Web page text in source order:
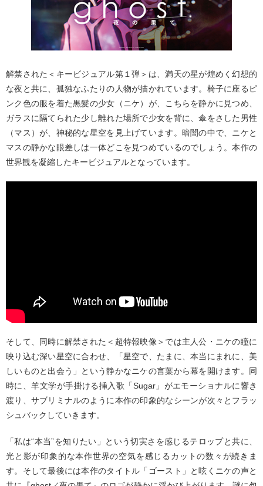
解禁された＜キービジュアル第１弾＞は、満天の星が煌めく幻想的
な夜と共に、孤独なふたりの人物が描かれています。椅子に座るピ
ンク色の服を着た黒髪の少女（ニケ）が、こちらを静かに見つめ、
ガラスに隔てられた少し離れた場所で少女を背に、傘をさした男性
（マス）が、神秘的な星空を見上げています。暗闇の中で、ニケと
マスの静かな眼差しは一体どこを見つめているのでしょう。本作の
世界観を凝縮したキービジュアルとなっています。
そして、同時に解禁された＜超特報映像＞では主人公・ニケの瞳に
映り込む深い星空に合わせ、「星空で、たまに、本当にまれに、美
しいものと出会う」という静かなニケの言葉から幕を開けます。同
時に、羊文学が手掛ける挿入歌「Sugar」がエモーショナルに響き
渡り、サブリミナルのように本作の印象的なシーンが次々とフラッ
シュバックしていきます。
「私は“本当”を知りたい」という切実さを感じるテロップと共に、
光と影が印象的な本作世界の空気を感じるカットの数々が続きま
す。そして最後には本作のタイトル「ゴースト」と呟くニケの声と